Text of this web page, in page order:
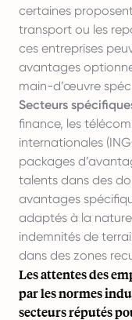
certaines
transport ou les
ces entreprises
avantages
main-d’œuvre
Secteurs
finance, les
internationales
packages
talents dans des
avantages
adaptés à la
indemnités de
dans des zones
Les attentes des
par les normes
secteurs réputés